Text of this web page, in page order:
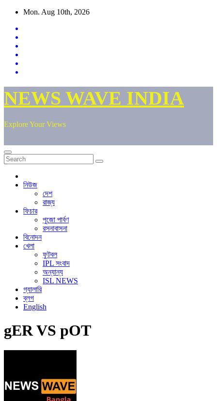
Skip
content
Mon. Aug 10th, 2026
NEWS WAVE INDIA
Explore Your Views
নিউজ
দেশ
রাজ্য
ফিচার
পুজো পার্বণ
রসনাবাসনা
বিনোদন
খেলা
ফুটবল
IPL সংবাদ
অন্যান্য
ISL NEWS
গ্যালারি
ব্লগ
English
gER VS pOT